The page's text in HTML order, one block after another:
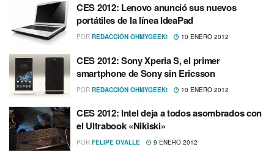
CES 2012: Lenovo anunció sus nuevos
portátiles de la lí­nea IdeaPad
POR REDACCIÓN OHMYGEEK! 10 ENERO 2012
CES 2012: Sony Xperia S, el primer
smartphone de Sony sin Ericsson
POR REDACCIÓN OHMYGEEK! 10 ENERO 2012
CES 2012: Intel deja a todos asombrados con
el Ultrabook «Nikiski»
POR FELIPE OVALLE 9 ENERO 2012